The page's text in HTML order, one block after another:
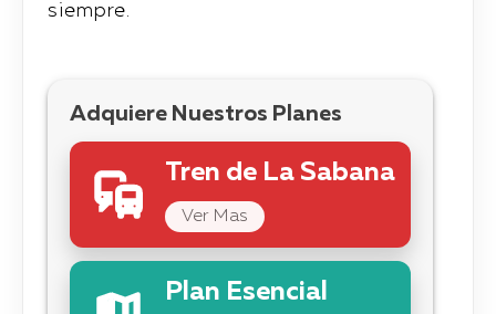
siempre.
Adquiere Nuestros Planes
Tren de La Sabana
Ver Mas
Plan Esencial